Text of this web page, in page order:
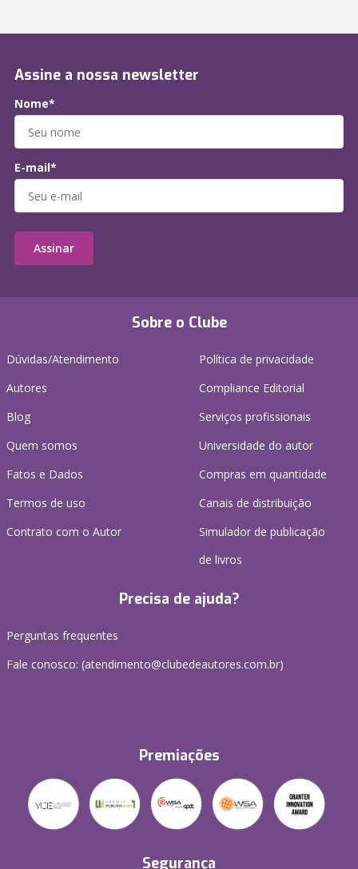
Sobre o Clube
Dúvidas/Atendimento
Autores
Blog
Quem somos
Fatos e Dados
Termos de uso
Contrato com o Autor
Política de privacidade
Compliance Editorial
Serviços profissionais
Universidade do autor
Compras em quantidade
Canais de distribuição
Simulador de publicação
de livros
Precisa de ajuda?
Perguntas frequentes
Fale conosco: (atendimento@clubedeautores.com.br)
Premiações
Segurança
Assine a nossa newsletter
Nome*
E-mail*
Assinar